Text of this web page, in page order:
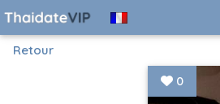
Retour
0